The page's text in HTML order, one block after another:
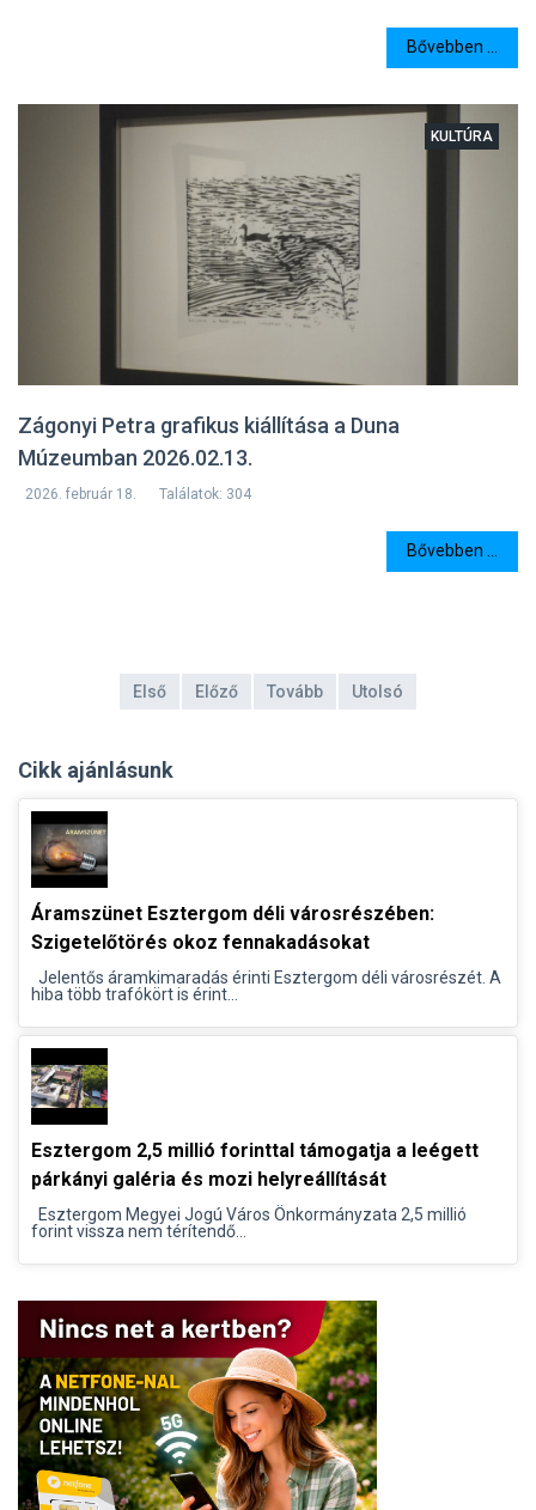
Bővebben ...
Zágonyi Petra grafikus kiállítása a Duna
Múzeumban 2026.02.13.
KULTÚRA
2026. február 18. Találatok: 304
Bővebben ...
Első Előző Tovább Utolsó
Cikk ajánlásunk
Áramszünet Esztergom déli városrészében:
Szigetelőtörés okoz fennakadásokat
Jelentős áramkimaradás érinti Esztergom déli városrészét. A
hiba több trafókört is érint...
Esztergom 2,5 millió forinttal támogatja a leégett
párkányi galéria és mozi helyreállítását
Esztergom Megyei Jogú Város Önkormányzata 2,5 millió
forint vissza nem térítendő...